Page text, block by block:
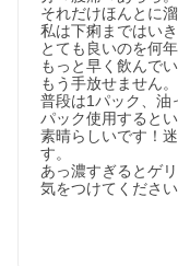
それだけほんとに
私は下痢まではいき
とても良いのを何
もっと早く飲んで
もう手放せません。
普段は1パック、油
パック使用するとい
素晴らしいです！
す。
あっ濃すぎるとゲ
気をつけてください